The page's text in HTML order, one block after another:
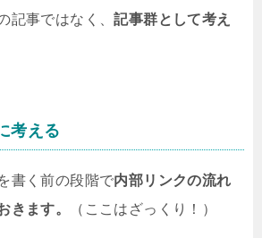
記事ではなく、記事群として考え
考える
書く前の段階で内部リンクの流れ
きます。
（ここはざっくり！）